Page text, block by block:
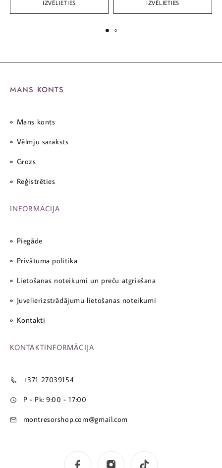
IZVĒLIETIES IZVĒLIETIES
MANS KONTS
Mans konts
Vēlmju saraksts
Grozs
Reģistrēties
INFORMĀCIJA
Piegāde
Privātuma politika
Lietošanas noteikumi un preču atgriešana
Juvelierizstrādājumu lietošanas noteikumi
Kontakti
KONTAKTINFORMĀCIJA
+371 27039154
P - Pk: 9:00 - 17:00
montresorshop.com@gmail.com